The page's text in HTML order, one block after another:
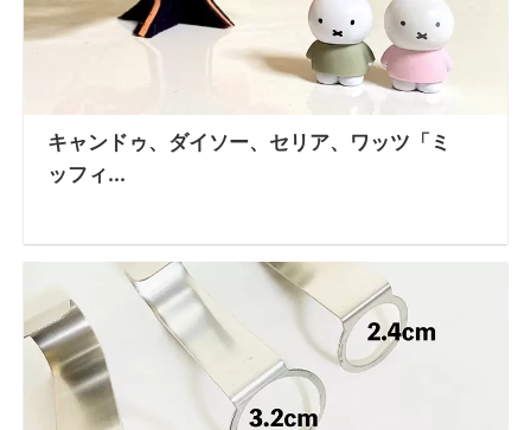
キャンドゥ、ダイソー、セリア、ワッツ「ミ
ッフィ...